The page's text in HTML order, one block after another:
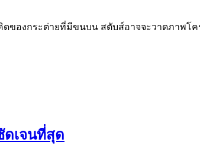
ดของกระต่ายที่มีขนบน สตับส์อาจจะวาดภาพโ
เจนที่สุด